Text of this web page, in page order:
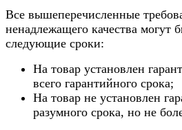
Все вышеперечисленные
ненадлежащего качества могут
следующие сроки:
На товар установлен
всего гарантийного срока;
На товар не установлен
разумного срока, но не